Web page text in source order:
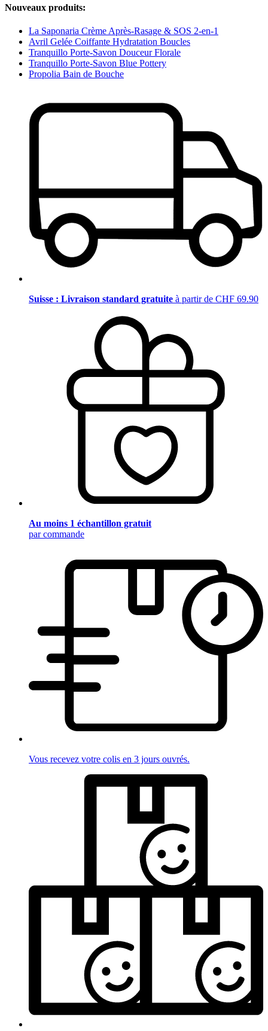
Nouveaux produits:
La Saponaria Crème Après-Rasage & SOS 2-en-1
Avril Gelée Coiffante Hydratation Boucles
Tranquillo Porte-Savon Douceur Florale
Tranquillo Porte-Savon Blue Pottery
Propolia Bain de Bouche
Suisse : Livraison standard gratuite à partir de CHF 69.90
Au moins 1 échantillon gratuit
par commande
Vous recevez votre colis en 3 jours ouvrés.